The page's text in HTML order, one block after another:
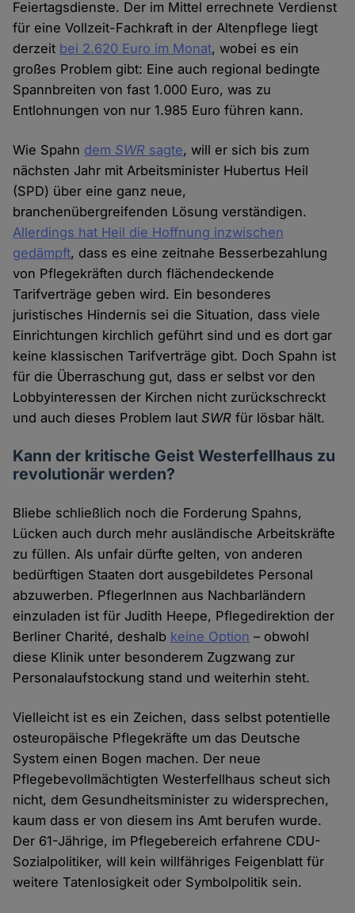
Feiertagsdienste. Der im Mittel errechnete Verdienst
für eine Vollzeit-Fachkraft in der Altenpflege liegt
derzeit bei 2.620 Euro im Monat, wobei es ein
großes Problem gibt: Eine auch regional bedingte
Spannbreiten von fast 1.000 Euro, was zu
Entlohnungen von nur 1.985 Euro führen kann.
Wie Spahn dem SWR sagte, will er sich bis zum
nächsten Jahr mit Arbeitsminister Hubertus Heil
(SPD) über eine ganz neue,
branchenübergreifenden Lösung verständigen.
Allerdings hat Heil die Hoffnung inzwischen
gedämpft, dass es eine zeitnahe Besserbezahlung
von Pflegekräften durch flächendeckende
Tarifverträge geben wird. Ein besonderes
juristisches Hindernis sei die Situation, dass viele
Einrichtungen kirchlich geführt sind und es dort gar
keine klassischen Tarifverträge gibt. Doch Spahn ist
für die Überraschung gut, dass er selbst vor den
Lobbyinteressen der Kirchen nicht zurückschreckt
und auch dieses Problem lautSWR für lösbar hält.
Kann der kritische Geist Westerfellhaus zu
revolutionär werden?
Bliebe schließlich noch die Forderung Spahns,
Lücken auch durch mehr ausländische Arbeitskräfte
zu füllen. Als unfair dürfte gelten, von anderen
bedürftigen Staaten dort ausgebildetes Personal
abzuwerben. PflegerInnen aus Nachbarländern
einzuladen ist für Judith Heepe, Pflegedirektion der
Berliner Charité, deshalb keine Option – obwohl
diese Klinik unter besonderem Zugzwang zur
Personalaufstockung stand und weiterhin steht.
Vielleicht ist es ein Zeichen, dass selbst potentielle
osteuropäische Pflegekräfte um das Deutsche
System einen Bogen machen. Der neue
Pflegebevollmächtigten Westerfellhaus scheut sich
nicht, dem Gesundheitsminister zu widersprechen,
kaum dass er von diesem ins Amt berufen wurde.
Der 61-Jährige, im Pflegebereich erfahrene CDU-
Sozialpolitiker, will kein willfähriges Feigenblatt für
weitere Tatenlosigkeit oder Symbolpolitik sein.